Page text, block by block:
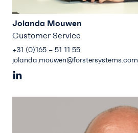
Jolanda Mouwen
Customer Service
+31 (0)165 – 51 11 55
jolanda.mouwen@forstersystems.com